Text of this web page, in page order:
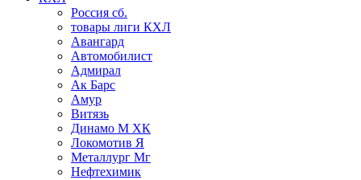
Россия сб.
товары лиги КХЛ
Авангард
Автомобилист
Адмирал
Ак Барс
Амур
Витязь
Динамо М ХК
Локомотив Я
Металлург Мг
Нефтехимик